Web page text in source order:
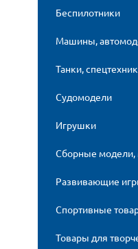
Беспилотники
Машины,
Танки,
Судомодели
Игрушки
Сборные модели,
Развивающие
Спортивные
Товары для